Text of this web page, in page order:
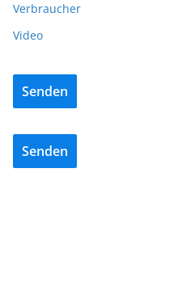
Verbraucher
Video
Senden
Senden